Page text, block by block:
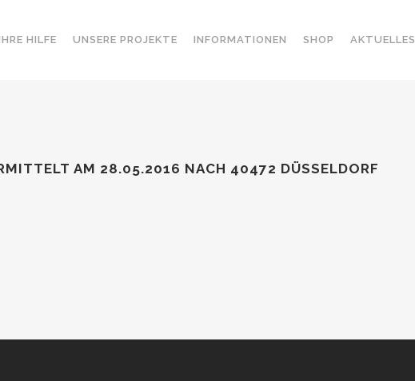
HILFE UNSERE PROJEKTE INFORMATIONEN SHOP AKTUELLES
AM 28.05.2016 NACH 40472 DÜSSELDORF